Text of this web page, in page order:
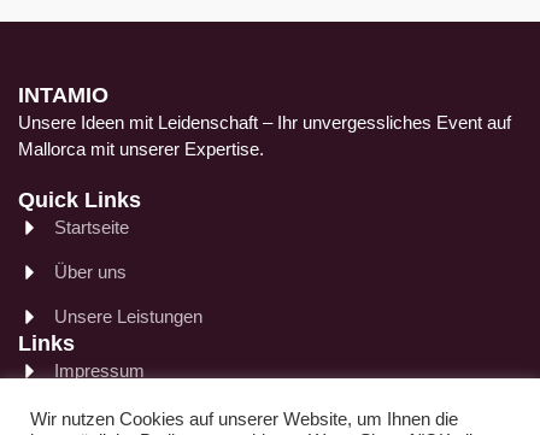
INTAMIO
Unsere Ideen mit Leidenschaft – Ihr unvergessliches Event auf
Mallorca mit unserer Expertise.
Quick Links
Startseite
Über uns
Unsere Leistungen
Links
Impressum
Datenschutz
Wir nutzen Cookies auf unserer Website, um Ihnen die